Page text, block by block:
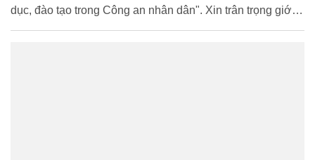
dục, đào tạo trong Công an nhân dân". Xin trân trọng giới